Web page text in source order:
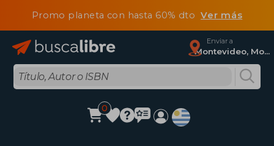
Promo planeta con hasta 60% dtoVer más
Enviar a
Montevideo, Montevideo
0